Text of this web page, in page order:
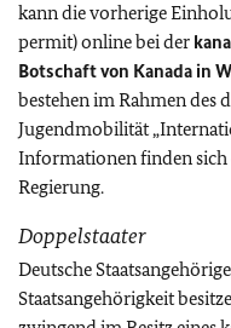
kann die vorherige
permit) online bei der
Botschaft von Kanada in
bestehen im Rahmen des
Jugendmobilität
Informationen finden sich
Regierung.
Doppelstaater
Deutsche
Staatsangehörigkeit